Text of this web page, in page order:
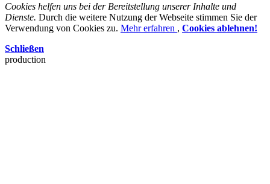
Cookies helfen uns bei der Bereitstellung unserer Inhalte und
Dienste. Durch die weitere Nutzung der Webseite stimmen Sie der
Verwendung von Cookies zu. Mehr erfahren , Cookies ablehnen!
Schließen
production